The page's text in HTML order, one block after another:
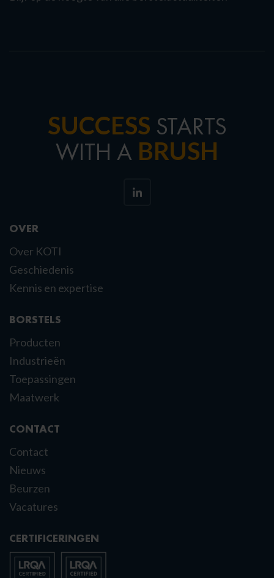
SUCCESS STARTS
WITH A BRUSH
OVER
Over KOTI
Geschiedenis
Kennis en expertise
BORSTELS
Producten
Industrieën
Toepassingen
Maatwerk
CONTACT
Contact
Nieuws
Beurzen
Vacatures
CERTIFICERINGEN